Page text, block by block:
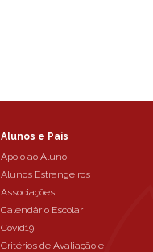
Alunos e Pais
Apoio ao Aluno
Alunos Estrangeiros
Associações
Calendário Escolar
Covid19
Critérios de Avaliação e